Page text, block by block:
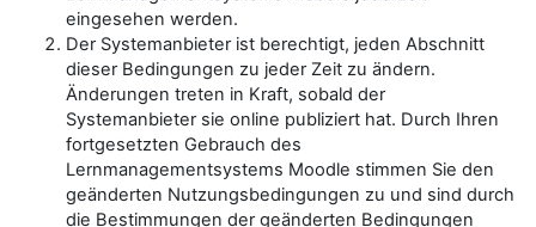
eingesehen werden.
Der Systemanbieter ist berechtigt, jeden Abschnitt
dieser Bedingungen zu jeder Zeit zu ändern.
Änderungen treten in Kraft, sobald der
Systemanbieter sie online publiziert hat. Durch Ihren
fortgesetzten Gebrauch des
Lernmanagementsystems Moodle stimmen Sie den
geänderten Nutzungsbedingungen zu und sind durch
die Bestimmungen der geänderten Bedingungen